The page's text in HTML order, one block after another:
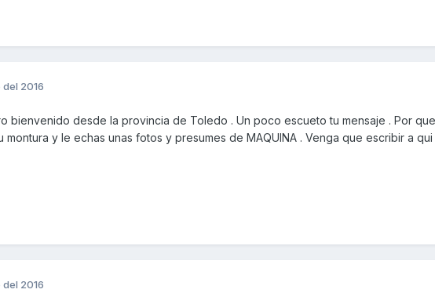
del 2016
bienvenido desde la provincia de Toledo . Un poco escueto tu mensaje . Por
montura y le echas unas fotos y presumes de MAQUINA . Venga que escribir a qui
del 2016